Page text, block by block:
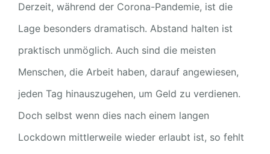
Derzeit, während der Corona-Pandemie, ist die
Lage besonders dramatisch. Abstand halten ist
praktisch unmöglich. Auch sind die meisten
Menschen, die Arbeit haben, darauf angewiesen,
jeden Tag hinauszugehen, um Geld zu verdienen.
Doch selbst wenn dies nach einem langen
Lockdown mittlerweile wieder erlaubt ist, so fehlt